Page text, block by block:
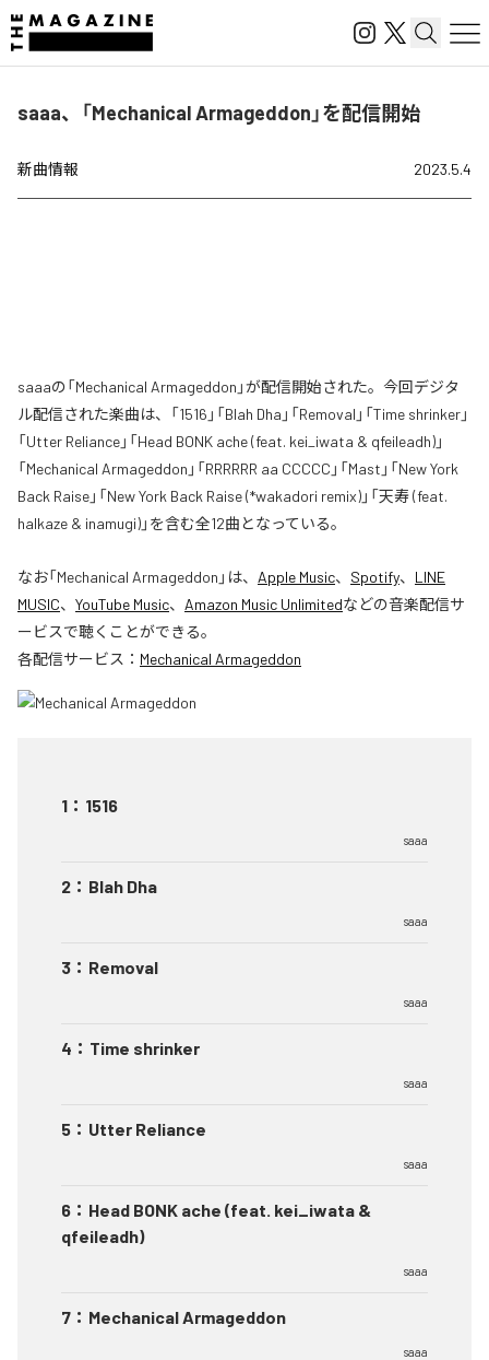
saaa、「Mechanical Armageddon」を配信開始
新曲情報 2023.5.4
saaaの「Mechanical Armageddon」が配信開始された。今回デジタ
ル配信された楽曲は、「1516」「Blah Dha」「Removal」「Time shrinker」
「Utter Reliance」「Head BONK ache (feat. kei_iwata & qfeileadh)」
「Mechanical Armageddon」「RRRRRR aa CCCCC」「Mast」「New York
Back Raise」「New York Back Raise (*wakadori remix)」「天寿 (feat.
halkaze & inamugi)」を含む全12曲となっている。
なお「Mechanical Armageddon 」は、 Apple Music、 Spotify、 LINE
MUSIC、 YouTube Music、 Amazon Music Unlimitedなどの音楽配信サ
ービスで聴くことができる。
各配信サービス： Mechanical Armageddon
1 ： 1516
saaa
2 ： Blah Dha
saaa
3 ： Removal
saaa
4 ： Time shrinker
saaa
5 ： Utter Reliance
saaa
6 ： Head BONK ache (feat. kei_iwata &
qfeileadh)
saaa
7 ： Mechanical Armageddon
saaa